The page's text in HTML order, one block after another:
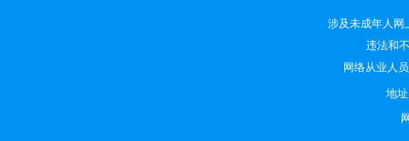
涉及未成年人网
违法和
网络从业人
地